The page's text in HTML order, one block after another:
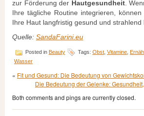
zur Förderung der Hautgesundheit.
Ihre tägliche Routine integrieren,
Ihre Haut langfristig gesund und strahlend
Quelle: SandaFarini.eu
Posted in Beauty Tags: Obst Vitamine
Wasser
« Fit und Gesund: Die Bedeutung von
Die Bedeutung der Gelenke:
Both comments and pings are currently closed.